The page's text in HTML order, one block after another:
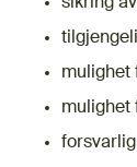
mulighet
mulighet